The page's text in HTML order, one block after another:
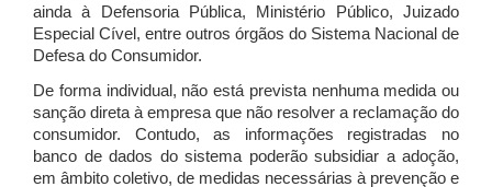
ainda à Defensoria Pública, Ministério Público, Juizado
Especial Cível, entre outros órgãos do Sistema Nacional de
Defesa do Consumidor.
De forma individual, não está prevista nenhuma medida ou
sanção direta à empresa que não resolver a reclamação do
consumidor. Contudo, as informações registradas no
banco de dados do sistema poderão subsidiar a adoção,
em âmbito coletivo, de medidas necessárias à prevenção e